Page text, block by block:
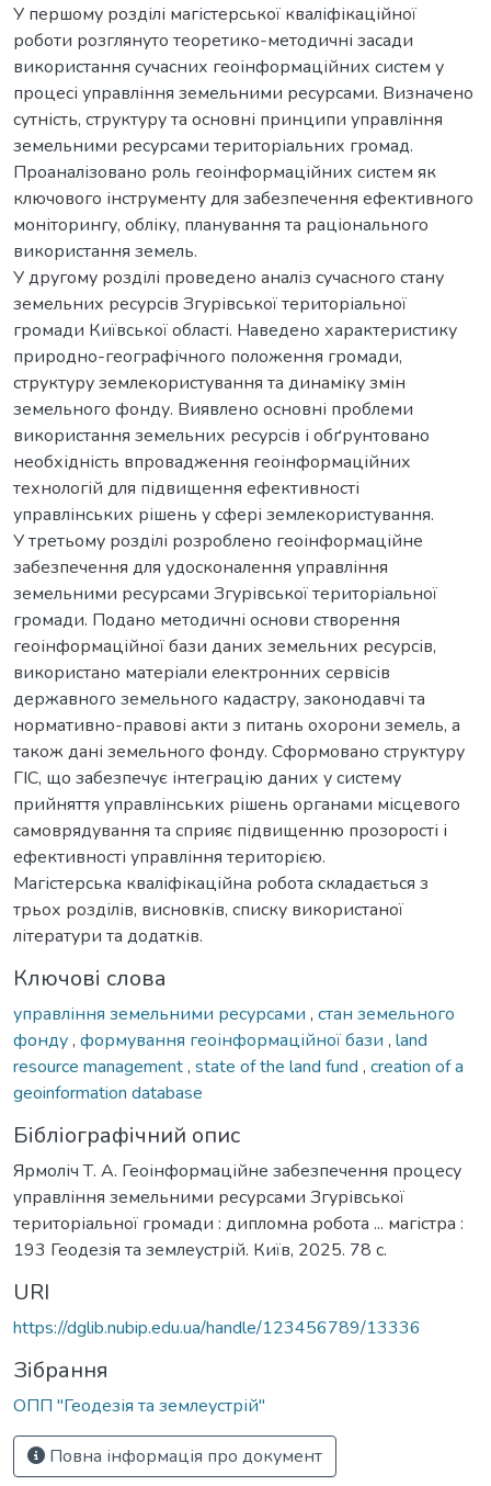
У першому розділі магістерської кваліфікаційної
роботи розглянуто теоретико-методичні засади
використання сучасних геоінформаційних систем у
процесі управління земельними ресурсами. Визначено
сутність, структуру та основні принципи управління
земельними ресурсами територіальних громад.
Проаналізовано роль геоінформаційних систем як
ключового інструменту для забезпечення ефективного
моніторингу, обліку, планування та раціонального
використання земель.
У другому розділі проведено аналіз сучасного стану
земельних ресурсів Згурівської територіальної
громади Київської області. Наведено характеристику
природно-географічного положення громади,
структуру землекористування та динаміку змін
земельного фонду. Виявлено основні проблеми
використання земельних ресурсів і обґрунтовано
необхідність впровадження геоінформаційних
технологій для підвищення ефективності
управлінських рішень у сфері землекористування.
У третьому розділі розроблено геоінформаційне
забезпечення для удосконалення управління
земельними ресурсами Згурівської територіальної
громади. Подано методичні основи створення
геоінформаційної бази даних земельних ресурсів,
використано матеріали електронних сервісів
державного земельного кадастру, законодавчі та
нормативно-правові акти з питань охорони земель, а
також дані земельного фонду. Сформовано структуру
ГІС, що забезпечує інтеграцію даних у систему
прийняття управлінських рішень органами місцевого
самоврядування та сприяє підвищенню прозорості і
ефективності управління територією.
Магістерська кваліфікаційна робота складається з
трьох розділів, висновків, списку використаної
літератури та додатків.
Ключові слова
управління земельними ресурсами , стан земельного
фонду, формування геоінформаційної бази , land
resource management, state of the land fund , creation of a
geoinformation database
Бібліографічний опис
Ярмоліч Т. А. Геоінформаційне забезпечення процесу
управління земельними ресурсами Згурівської
територіальної громади : дипломна робота ... магістра :
193 Геодезія та землеустрій. Київ, 2025. 78 с.
URI
https://dglib.nubip.edu.ua/handle/123456789/13336
Зібрання
ОПП "Геодезія та землеустрій"
Повна інформація про документ